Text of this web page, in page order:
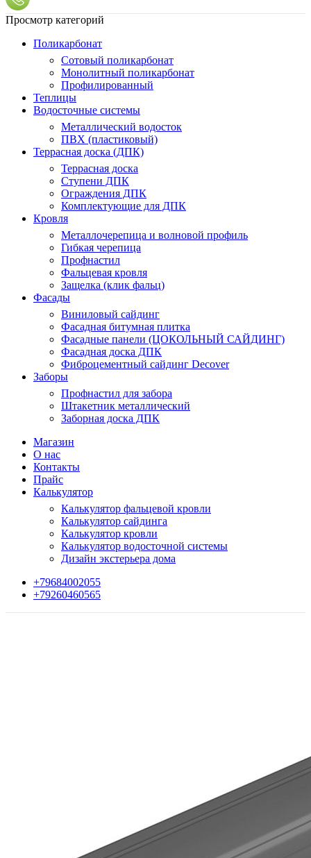
Просмотр категорий
Поликарбонат
Сотовый поликарбонат
Монолитный поликарбонат
Профилированный
Теплицы
Водосточные системы
Металлический водосток
ПВХ (пластиковый)
Террасная доска (ДПК)
Террасная доска
Ступени ДПК
Ограждения ДПК
Комплектующие для ДПК
Кровля
Металлочерепица и волновой профиль
Гибкая черепица
Профнастил
Фальцевая кровля
Защелка (клик фальц)
Фасады
Виниловый сайдинг
Фасадная битумная плитка
Фасадные панели (ЦОКОЛЬНЫЙ САЙДИНГ)
Фасадная доска ДПК
Фиброцементный сайдинг Decover
Заборы
Профнастил для забора
Штакетник металлический
Заборная доска ДПК
Магазин
О нас
Контакты
Прайс
Калькулятор
Калькулятор фальцевой кровли
Калькулятор сайдинга
Калькулятор кровли
Калькулятор водосточной системы
Дизайн экстерьера дома
+79684002055
+79260460565